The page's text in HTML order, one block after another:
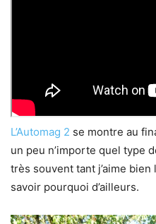
L’Automag 2 se montre au
un peu n’importe quel type
très souvent tant j’aime bien
savoir pourquoi d’ailleurs.